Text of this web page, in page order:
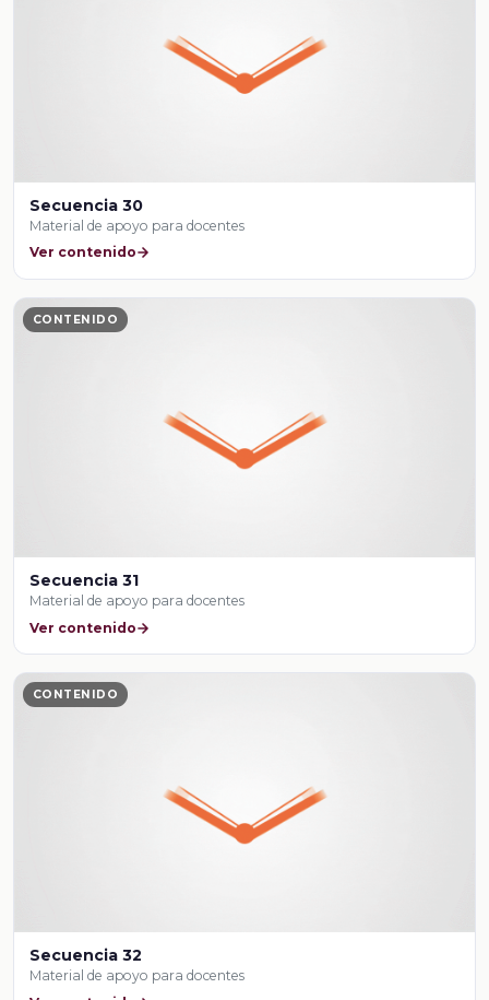
Secuencia 30
Material de apoyo para docentes
Ver contenido
CONTENIDO
Secuencia 31
Material de apoyo para docentes
Ver contenido
CONTENIDO
Secuencia 32
Material de apoyo para docentes